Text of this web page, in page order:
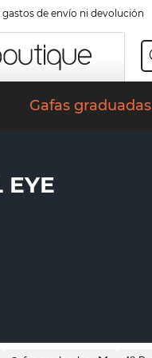
gastos de envío ni devolución
Gafas graduadas
EYE